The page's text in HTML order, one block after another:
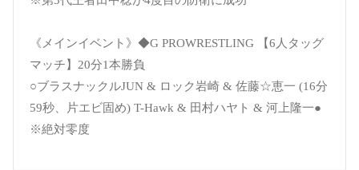
《メインイベント》◆G PROWRESTLING 【6人タッグ
マッチ】20分1本勝負
○ブラスナックルJUN & ロック岩崎 & 佐藤☆恵一 (16分
59秒、片エビ固め) T-Hawk & 田村ハヤト & 河上隆一●
※絶対零度